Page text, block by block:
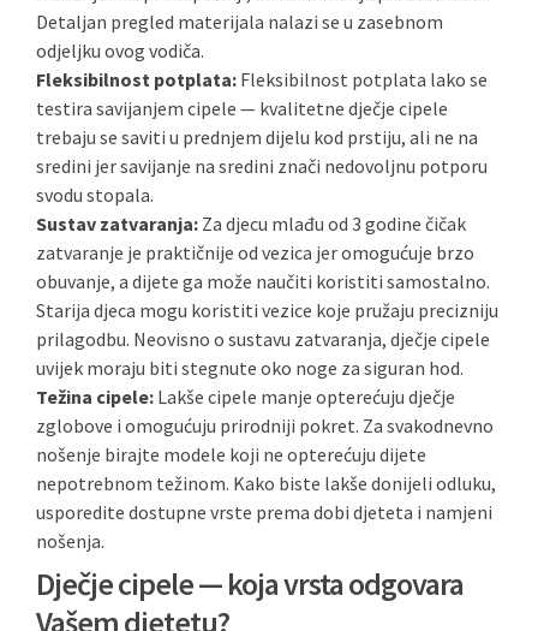
Detaljan pregled materijala nalazi se u zasebnom
odjeljku ovog vodiča.
Fleksibilnost potplata: Fleksibilnost potplata lako se
testira savijanjem cipele — kvalitetne dječje cipele
trebaju se saviti u prednjem dijelu kod prstiju, ali ne na
sredini jer savijanje na sredini znači nedovoljnu potporu
svodu stopala.
Sustav zatvaranja: Za djecu mlađu od 3 godine čičak
zatvaranje je praktičnije od vezica jer omogućuje brzo
obuvanje, a dijete ga može naučiti koristiti samostalno.
Starija djeca mogu koristiti vezice koje pružaju precizniju
prilagodbu. Neovisno o sustavu zatvaranja, dječje cipele
uvijek moraju biti stegnute oko noge za siguran hod.
Težina cipele: Lakše cipele manje opterećuju dječje
zglobove i omogućuju prirodniji pokret. Za svakodnevno
nošenje birajte modele koji ne opterećuju dijete
nepotrebnom težinom. Kako biste lakše donijeli odluku,
usporedite dostupne vrste prema dobi djeteta i namjeni
nošenja.
Dječje cipele — koja vrsta odgovara
Vašem djetetu?